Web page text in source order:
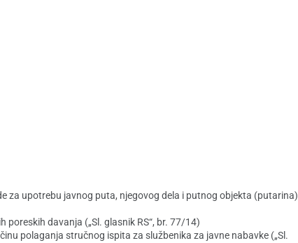
za upotrebu javnog puta, njegovog dela i putnog objekta (putarina)
davanja („Sl. glasnik RS“, br. 77/14)
polaganja stručnog ispita za službenika za javne nabavke („Sl.